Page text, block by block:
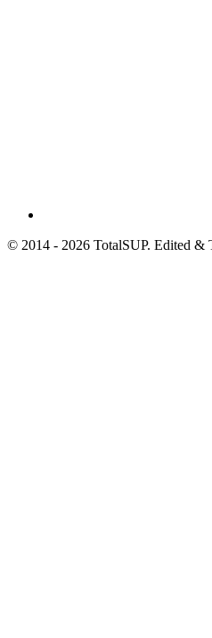
© 2014 - 2026 TotalSUP. Edited &